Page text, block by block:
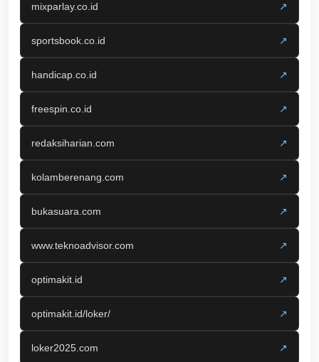
mixparlay.co.id ↗
sportsbook.co.id ↗
handicap.co.id ↗
freespin.co.id ↗
redaksiharian.com ↗
kolamberenang.com ↗
bukasuara.com ↗
www.teknoadvisor.com ↗
optimakit.id ↗
optimakit.id/loker/ ↗
loker2025.com ↗